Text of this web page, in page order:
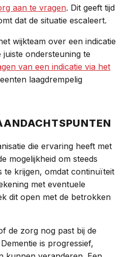
aan te vragen. Dit geeft tijd
dat de situatie escaleert.
wijkteam over een indicatie
ondersteuning te
van een indicatie via het
laagdrempelig
die ervaring heeft met
mogelijkheid om steeds
te krijgen, omdat continuïteit
met eventuele
dit open met de betrokken
de zorg nog past bij de
is progressief,